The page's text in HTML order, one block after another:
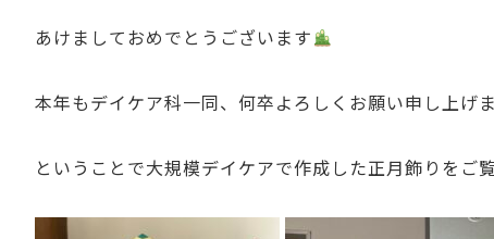
あけましておめでとうございます
本年もデイケア科一同、何卒よろしくお願い申し上げま
ということで大規模デイケアで作成した正月飾りをご